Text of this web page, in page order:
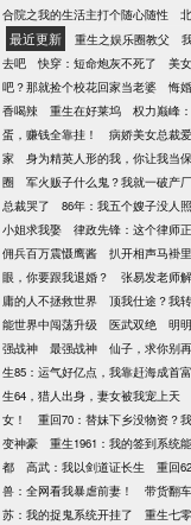
合院之我的生活主打个随心随性
最近更新 重生之娱乐圈教父
去吧
快穿：短命炮灰不死了 美
吧？那就捡个校花回家当老婆
悔
香喝辣
重生在好莱坞 权力巅峰
蛋，赚钱全靠挂！
病娇美女总裁
家
身为精英人形的我，你让我当
圈
军火贩子什么鬼？我就一破产厂
总裁哭了
86年：我五个嫂子没人
小姐求我娶
律政先锋：这个律师
佣兵百万震慑鹰酱
扒开相声马褂
眼，你要跟我退婚？
张易发老师
庸的人不拯救世界
顶我仕途？我
能世界中闯荡升级
医武双绝 明
强战神
最强战神 仙子，求你别
生85：运气好亿点，我靠赶海成首富
生64，猎人出身，妻女被我宠上天
女！
重回70：替妹下乡没物资？
变神豪
重生1961：我的签到系统
都
高武：我以剑道证长生 重回
兽：全网看我暴虐前妻！
带货翻
苏：我的捉鬼系统开挂了
重生七